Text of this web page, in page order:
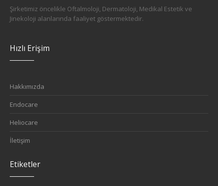
Şirketimiz öncelikle Oftalmoloji, Dermatoloji, Medikal Estetik ve
Jinekoloji alanlarında faaliyet göstermektedir.
Hızlı Erişim
Hakkımızda
Endocare
Heliocare
İletişim
Etiketler